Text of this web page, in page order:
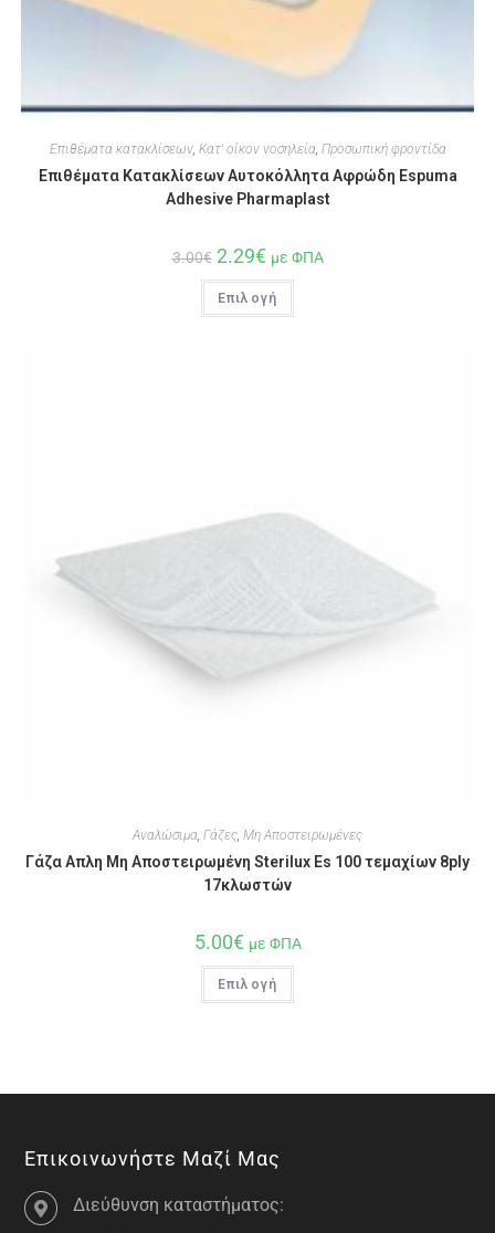
Επιθέματα κατακλίσεων, Κατ' οίκον νοσηλεία Προσωπική φροντίδα
Επιθέματα Κατακλίσεων Αυτοκόλλητα Αφρώδη Espuma
Adhesive Pharmaplast
3.00€ 2.29€ με ΦΠΑ
Επιλογή
Αναλώσιμα, Γάζες, Μη Αποστειρωμένες
Γάζα Απλη Μη Αποστειρωμένη Sterilux Es 100 τεμαχίων 8ply
17κλωστών
5.00€ με ΦΠΑ
Επιλογή
Επικοινωνήστε Μαζί Μας
Διεύθυνση καταστήματος: